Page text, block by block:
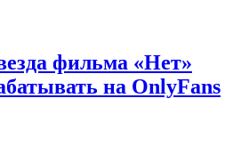
фильма «Нет»
на OnlyFans